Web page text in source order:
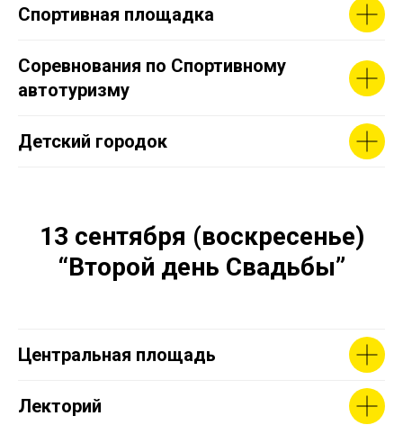
Спортивная площадка
Соревнования по Спортивному
автотуризму
Детский городок
13 сентября (воскресенье)
“Второй день Свадьбы”
Центральная площадь
Лекторий